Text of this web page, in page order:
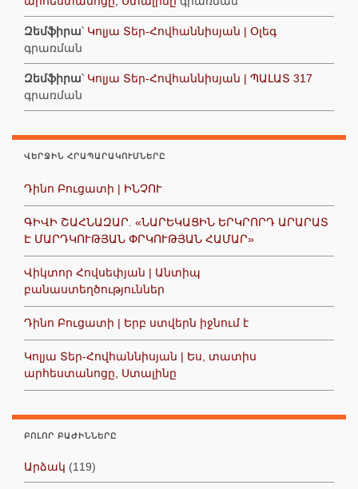
Զեմֆիրա՝ Կոլյա Տեր-Հովհաննիսյան | Օլեգ
գրառման
Զեմֆիրա՝ Կոլյա Տեր-Հովհաննիսյան | ՊԱԼԱՏ 317
գրառման
ՎԵՐՋԻՆ ՀՐԱՊԱՐԱԿՈՒՄՆԵՐԸ
Դինո Բուցատի | ԻՆՉՈՒ
ԳԻՎԻ ՇԱՀՆԱԶԱՐ. «ՆԱՐԵԿԱՑԻՆ ԵՐԿՐՈՐԴ ԱՐԱՐԱՏ
Է ՄԱՐԴԿՈՒԹՅԱՆ ՓՐԿՈՒԹՅԱՆ ՀԱՄԱՐ»
Վիկտոր Հովսեփյան | Անտիպ
բանաստեղծություններ
Դինո Բուցատի | Երբ ստվերն իջնում է
Կոլյա Տեր-Հովհաննիսյան | Ես, տատիս
արհեստանոցը, Ստալինը
ԲՈԼՈՐ ԲԱԺԻՆՆԵՐԸ
Արձակ (119)